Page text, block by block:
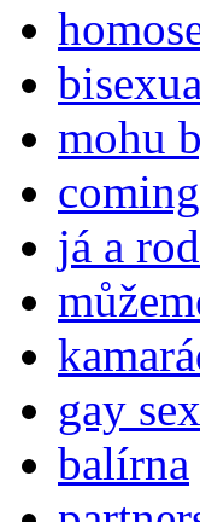
mohu
já a
gay sex
balírna